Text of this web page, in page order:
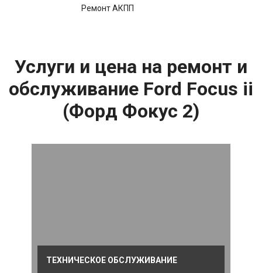
Ремонт АКПП
Услуги и цена на ремонт и
обслуживание Ford Focus ii
(Форд Фокус 2)
ТЕХНИЧЕСКОЕ ОБСЛУЖИВАНИЕ